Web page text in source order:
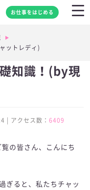
お仕事をはじめる
ットレディ)
知識！(by現
| アクセス数：6409
の皆さん、こんにち
ぎると、私たちチャッ